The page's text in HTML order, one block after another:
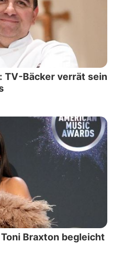
TV-Bäcker verrät sein
Braxton begleicht